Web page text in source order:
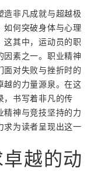
非凡成就与超越极
如何突破身体与心理
这其中，运动员的职
因素之一。职业精神
面对失败与挫折时的
越的力量源泉。在这
，书写着非凡的传
神与竞技坚持的力
求为读者呈现出这一
越的动